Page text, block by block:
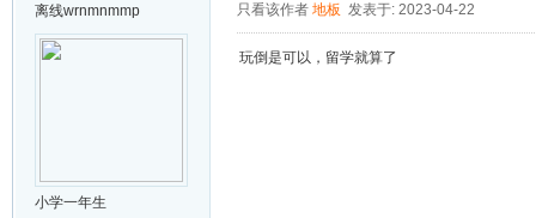
离线wrnmnmmp
小学一年生
只看该作者 地板 发表于: 2023-04-22
玩倒是可以，留学就算了